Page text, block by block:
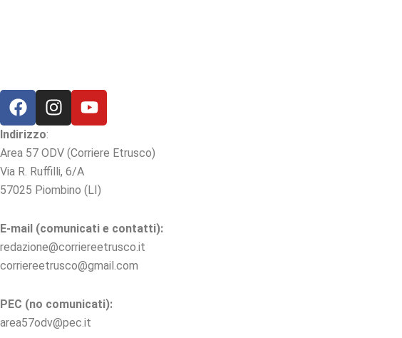
F
a
c
e
b
o
k
I
n
t
a
g
a
m
Y
o
t
b
Indirizzo:
Area 57 ODV (Corriere Etrusco)
Via R. Ruffilli, 6/A
57025 Piombino (LI)
E-mail (comunicati e contatti):
redazione@corriereetrusco.it
corriereetrusco@gmail.com
PEC (no comunicati):
area57odv@pec.it